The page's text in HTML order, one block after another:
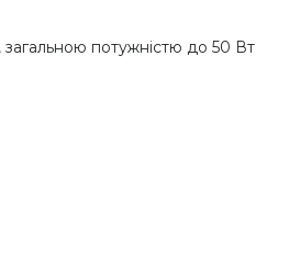
потужністю до 50 Вт